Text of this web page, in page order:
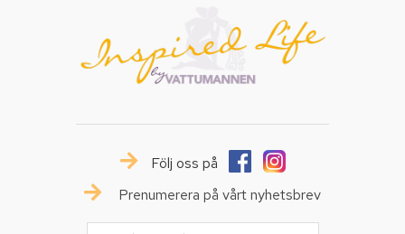
Följ oss på
Prenumerera på vårt nyhetsbrev